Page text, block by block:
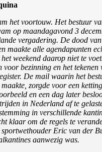
het voortouw. Het bestuur
op maandagavond 3
vergadering. De dood
maakte alle agendapunten
weekend daarop niet te
voor bezinning en het tekenen
De mail waarin het
zorgde voor een
en een dag later
in Nederland af te
in verschillende
klaar om de regels te
sportwethouder Eric van der
aanwezig was.